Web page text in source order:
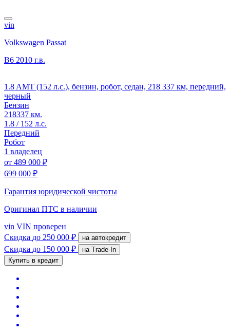
vin
Volkswagen Passat
B6 2010 г.в.
1.8 AMT (152 л.с.), бензин, робот, седан, 218 337 км, передний,
черный
Бензин
218337 км.
1.8 / 152 л.с.
Передний
Робот
1 владелец
от 489 000 ₽
699 000 ₽
Гарантия юридической чистоты
Оригинал ПТС в наличии
vin VIN проверен
Скидка до 250 000 ₽ на автокредит
Скидка до 150 000 ₽
на Trade-In
Купить в кредит